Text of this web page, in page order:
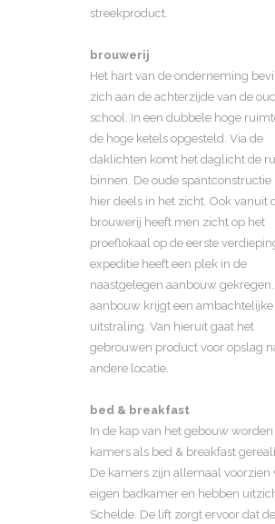
streekproduct.
brouwerij
Het hart van de onderneming
zich aan de achterzijde van de
school. In een dubbele hoge
de hoge ketels opgesteld. Via de
daklichten komt het daglicht de
binnen. De oude
hier deels in het zicht. Ook vanuit
brouwerij heeft men zicht op het
proeflokaal op de eerste
expeditie heeft een plek in de
naastgelegen aanbouw
aanbouw krijgt een ambachtelijke
uitstraling. Van hieruit gaat het
gebrouwen product voor opslag
andere locatie.
bed & breakfast
In de kap van het gebouw
kamers als bed & breakfast
De kamers zijn allemaal voorzien
eigen badkamer en hebben
Schelde. De lift zorgt ervoor dat de